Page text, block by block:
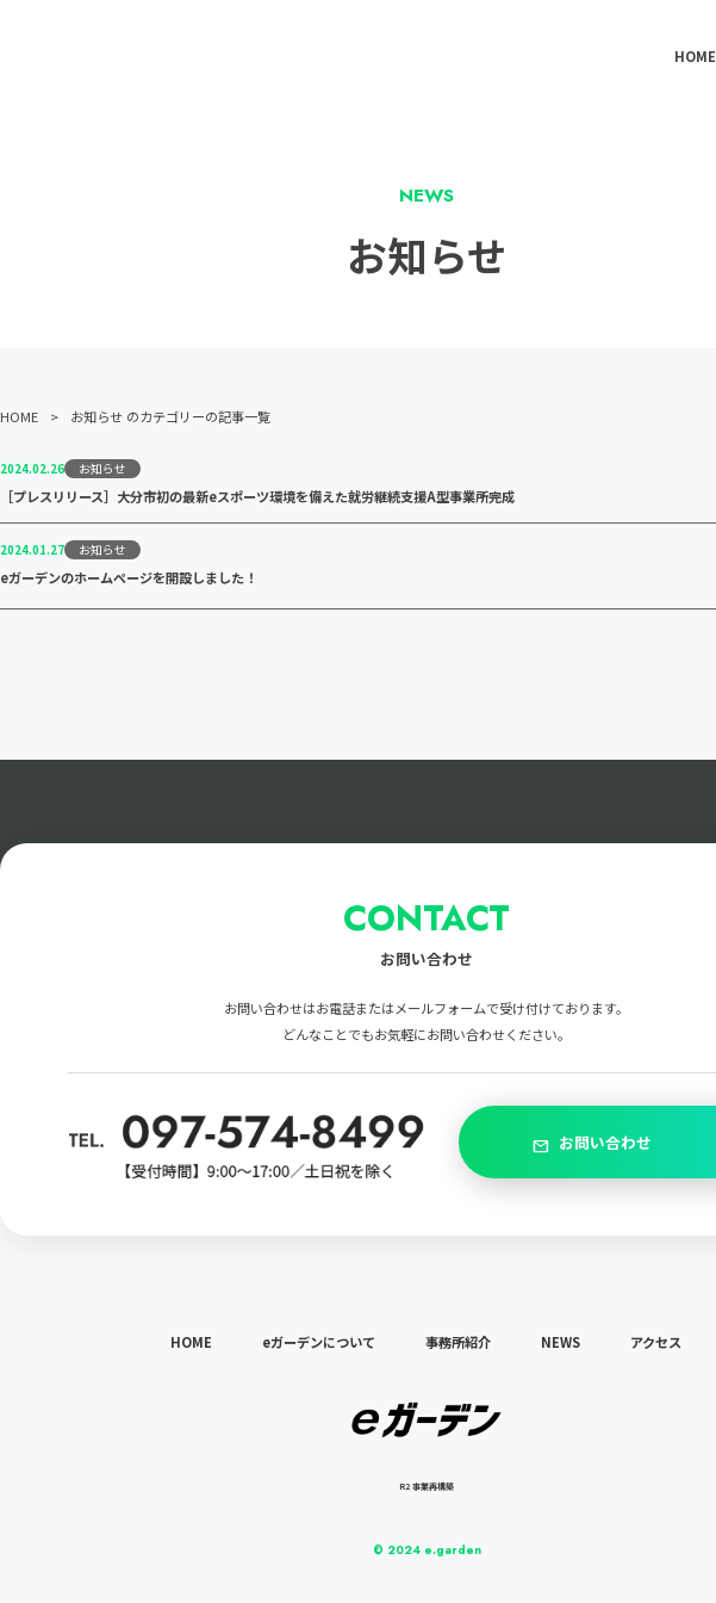
HOME
NEWS
お知らせ
HOME お知らせ のカテゴリーの記事一覧
2024.02.26 お知らせ
［プレスリリース］大分市初の最新eスポーツ環境を備えた就労継続支援A型事業所完成
2024.01.27 お知らせ
eガーデンのホームページを開設しました！
CONTACT
お問い合わせ
お問い合わせはお電話またはメールフォームで受け付けております。
どんなことでもお気軽にお問い合わせください。
mail お問い合わせ
HOME eガーデンについて 事務所紹介 NEWS アクセス
R2 事業再構築
© 2024 e.garden